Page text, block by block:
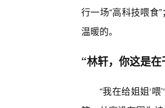
行一场“高科技喂食
温暖的。
“林轩，你这是在
“我在给姐姐‘喂